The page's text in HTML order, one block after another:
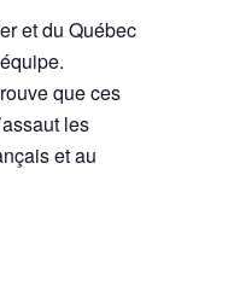
et du Québec
que ces
les
et au